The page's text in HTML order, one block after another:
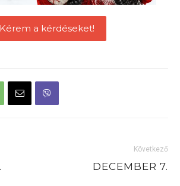
Kérem a kérdéseket!
Következő
DECEMBER 7.